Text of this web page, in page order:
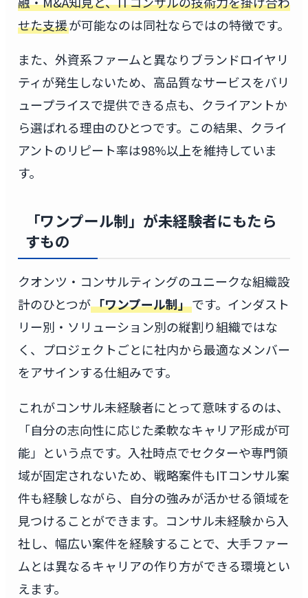
せた支援が可能なのは同社ならではの特徴です。
また、外資系ファームと異なりブランドロイヤリ
ティが発生しないため、高品質なサービスをバリ
ュープライスで提供できる点も、クライアントか
ら選ばれる理由のひとつです。この結果、クライ
アントのリピート率は98%以上を維持していま
す。
「ワンプール制」が未経験者にもたら
すもの
クオンツ・コンサルティングのユニークな組織設
計のひとつが「ワンプール制」です。インダスト
リー別・ソリューション別の縦割り組織ではな
く、プロジェクトごとに社内から最適なメンバー
をアサインする仕組みです。
これがコンサル未経験者にとって意味するのは、
「自分の志向性に応じた柔軟なキャリア形成が可
能」という点です。入社時点でセクターや専門領
域が固定されないため、戦略案件もITコンサル案
件も経験しながら、自分の強みが活かせる領域を
見つけることができます。コンサル未経験から入
社し、幅広い案件を経験することで、大手ファー
ムとは異なるキャリアの作り方ができる環境とい
えます。